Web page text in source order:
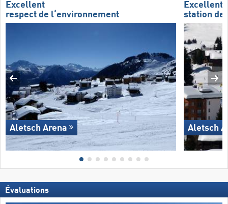
Excellent
respect de l‘environnement
Aletsch Arena
Excellente
station
Aletsch
Évaluations